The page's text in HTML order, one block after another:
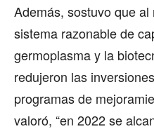
Además, sostuvo que al
sistema razonable de
germoplasma y la
redujeron las
programas de
valoró, “en 2022 se